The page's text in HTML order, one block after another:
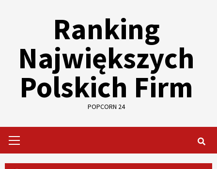
Ranking
Największych
Polskich Firm
POPCORN 24
Menu